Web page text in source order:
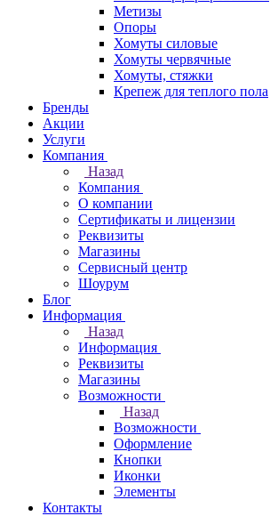
Метизы
Опоры
Хомуты силовые
Хомуты червячные
Хомуты, стяжки
Крепеж для теплого пола
Бренды
Акции
Услуги
Компания
Назад
Компания
О компании
Сертификаты и лицензии
Реквизиты
Магазины
Сервисный центр
Шоурум
Блог
Информация
Назад
Информация
Реквизиты
Магазины
Возможности
Назад
Возможности
Оформление
Кнопки
Иконки
Элементы
Контакты